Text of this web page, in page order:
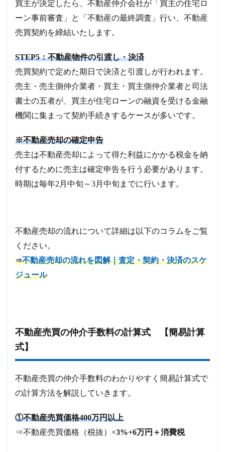
買主が決定したら、不動産仲介会社が「買主の住宅ロ
ーン事前審査」と「不動産の最終調査」行い、不動産
売買契約を締結いたします。
STEP5：不動産物件の引渡し・決済
売買契約で定めた期日で決済と引渡しが行われます。
売主・売主側仲介業者・買主・買主側仲介業者と司法
書士の五者が、買主が住宅ローンの融資を受ける金融
機関に集まって契約手続きするケースが多いです。
※不動産売却の確定申告
売主は不動産売却によって得た利益にかかる税金を納
付するために売主は確定申告を行う必要があります。
時期は毎年2月中旬～3月中旬までに行います。
不動産売却の流れについて詳細は以下のコラムをご覧
ください。
⇒不動産売却の流れを図解｜査定・契約・決済のスケ
ジュール
不動産売買の仲介手数料の計算式 【簡易計算
式】
不動産売買の仲介手数料のわかりやすく簡易計算式で
の計算方法を解説していきます。
①不動産売買価格400万円以上
⇒不動産売買価格（税抜）×3%+6万円＋消費税